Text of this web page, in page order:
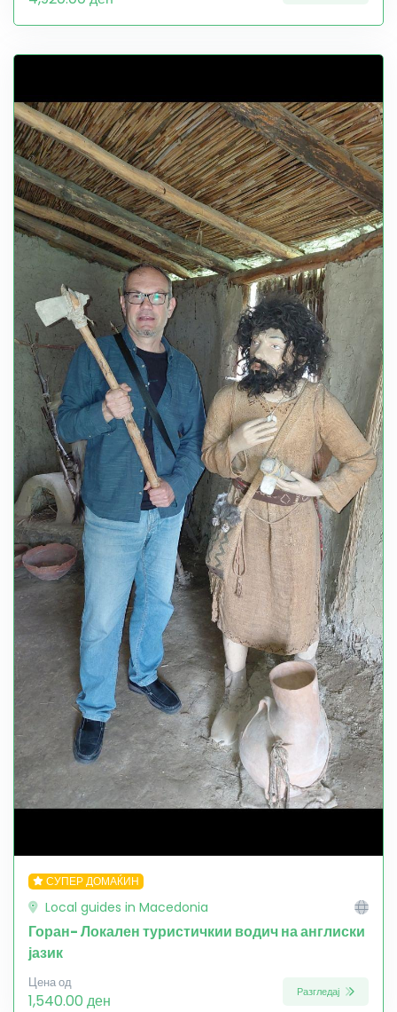
СУПЕР ДОМАЌИН
Local guides in Macedonia
Горан- Локален туристичкии водич на англиски
јазик
Цена од
1,540.00 ден Разгледај